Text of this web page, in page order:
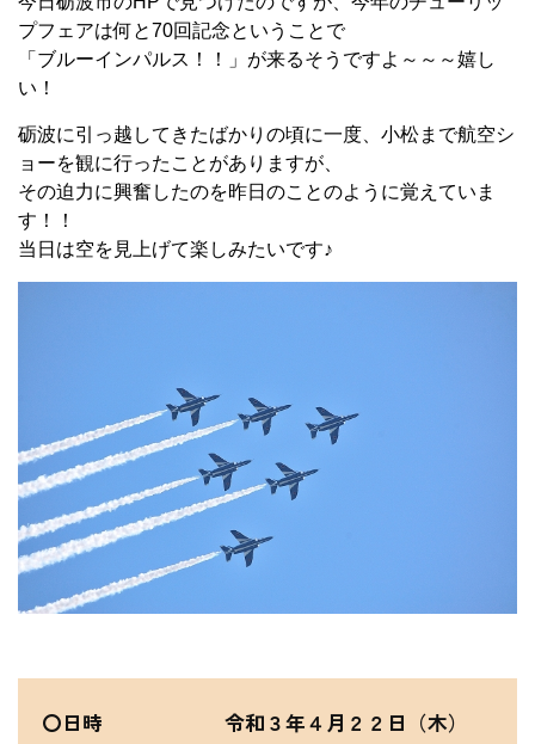
プフェアは何と70回記念ということで
「ブルーインパルス！！」が来るそうですよ～～～嬉し
い！
砺波に引っ越してきたばかりの頃に一度、小松まで航空シ
ョーを観に行ったことがありますが、
その迫力に興奮したのを昨日のことのように覚えていま
す！！
当日は空を見上げて楽しみたいです♪
〇日時 令和３年４月２２日（木）